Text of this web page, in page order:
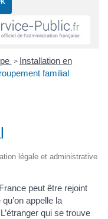
> Installation en
familial
légale et administrative
peut être rejoint
appelle la
qui se trouve